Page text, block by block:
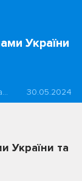
України
30.05.2024
України та